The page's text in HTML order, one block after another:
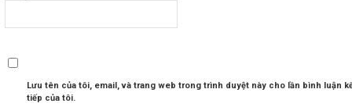
Lưu tên của tôi, email, và trang web trong trình duyệt này cho lần bình luận
tiếp của tôi.